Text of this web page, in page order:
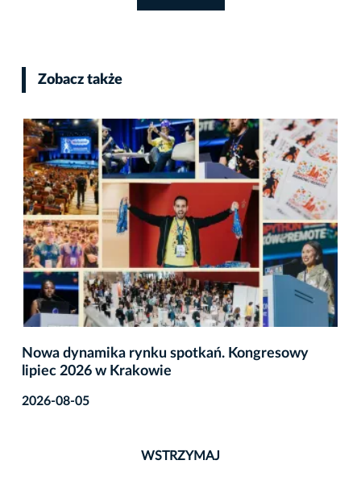
Zobacz także
Nowa dynamika rynku spotkań. Kongresowy
lipiec 2026 w Krakowie
2026-08-05
WSTRZYMAJ